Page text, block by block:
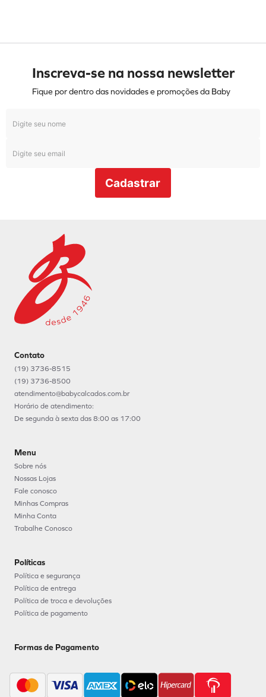
Inscreva-se na nossa newsletter
Fique por dentro das novidades e promoções da Baby
Cadastrar
Contato
(19) 3736-8515
(19) 3736-8500
atendimento@babycalcados.com.br
Horário de atendimento:
De segunda à sexta das 8:00 as 17:00
Menu
Sobre nós
Nossas Lojas
Fale conosco
Minhas Compras
Minha Conta
Trabalhe Conosco
Políticas
Política e segurança
Política de entrega
Política de troca e devoluções
Política de pagamento
Formas de Pagamento